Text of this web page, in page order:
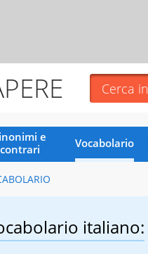
e
contrari
Vocabolario
italiano: